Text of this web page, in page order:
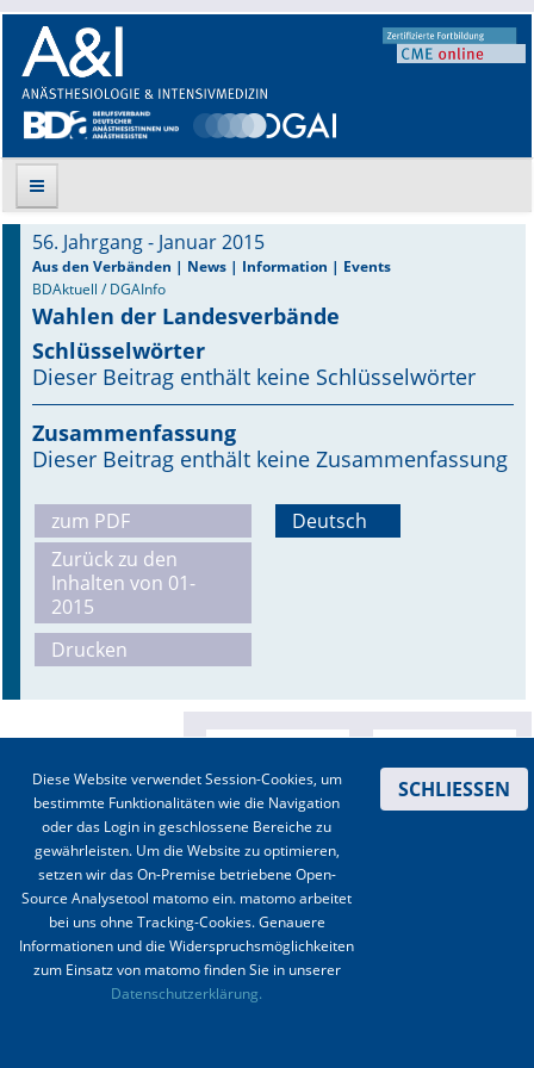
Suche
Aktuelle Ausgabe
Leitlinien
Archiv
Supplements
Supplements OrphanAnesthesia
Online First
A&I English
Autoren-Service
Bestell-Service
Stellenmarkt
Kongresskalender
56. Jahrgang - Januar 2015
Aus den Verbänden | News | Information | Events
BDAktuell / DGAInfo
Wahlen der Landesverbände
Schlüsselwörter
Dieser Beitrag enthält keine Schlüsselwörter
Zusammenfassung
Dieser Beitrag enthält keine Zusammenfassung
zum PDF
Zurück zu den
Inhalten von 01-
2015
Drucken
Deutsch
Impressum Datenschutz
Diese Website verwendet Session-Cookies, um
bestimmte Funktionalitäten wie die Navigation
oder das Login in geschlossene Bereiche zu
gewährleisten. Um die Website zu optimieren,
setzen wir das On-Premise betriebene Open-
Source Analysetool matomo ein. matomo arbeitet
bei uns ohne Tracking-Cookies. Genauere
Informationen und die Widerspruchsmöglichkeiten
zum Einsatz von matomo finden Sie in unserer
Datenschutzerklärung.
SCHLIESSEN